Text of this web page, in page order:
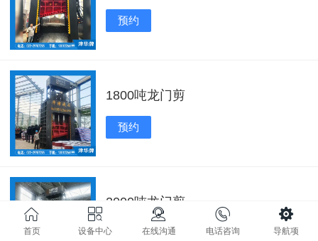
预约
1800吨龙门剪
预约
2000吨龙门剪
首页 设备中心 在线沟通 电话咨询 导航项